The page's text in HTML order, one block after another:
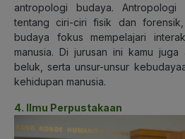
antropologi budaya. Antropologi
tentang ciri-ciri fisik dan
budaya fokus mempelajari
manusia. Di jurusan ini kamu juga
beluk, serta unsur-unsur
kehidupan manusia.
4. Ilmu Perpustakaan